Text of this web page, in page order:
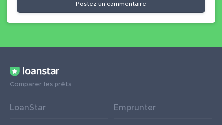
Postez un commentaire
Comparer les prêts
LoanStar Emprunter